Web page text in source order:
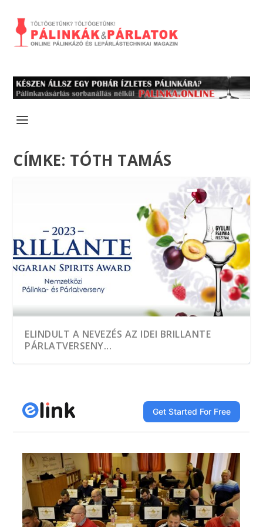
CÍMKE: TÓTH TAMÁS
ELINDULT A NEVEZÉS AZ IDEI BRILLANTE
PÁRLATVERSENY...
A HEGYKŐI 1 CSEPP PÁLINKAMANUFAKTÚRA
TÖBB, MINT EZER MINTÁT KÓSTOLTAK A
A JÓ PÁLINKA GAZDASÁGI ÉRTÉK
DÍJNYERTES PÁLINKA NINCS ALKOTÁS ÉS
A GYÜMÖLCS LEGJAVÁT ZÁRJÁK BE AZ